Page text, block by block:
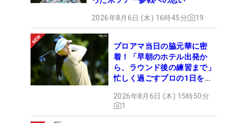
2026年8月6日 (木) 16時45分 19
プロアマ当日の脇元華に密
着！「早朝のホテル出発か
ら、ラウンド後の練習まで」
忙しく過ごすプロの1日を公
2026年8月6日 (木) 15時50分
1